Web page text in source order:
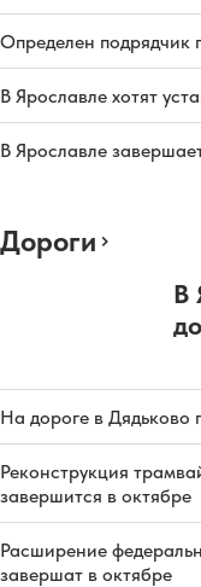
Определен подрядчик
В Ярославле хотят
В Ярославле
Дороги
В
На дороге в Дядьково
Реконструкция
завершится в октябре
Расширение
завершат в октябре